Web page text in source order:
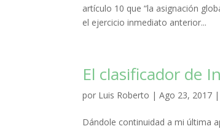
artículo 10 que “la asignación
el ejercicio inmediato anterior...
El clasificador de
por Luis Roberto |Ago 23, 2017 |
Dándole continuidad a mi última